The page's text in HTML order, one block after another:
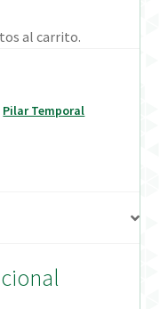
Online!
al carrito.
Pilar Temporal